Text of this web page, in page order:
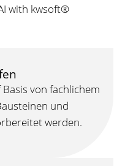
von fachlichem
und
werden.